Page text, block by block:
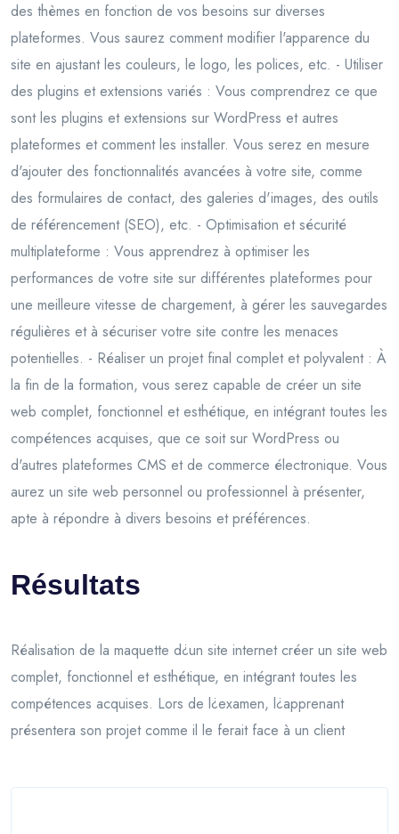
des thèmes en fonction de vos besoins sur diverses
plateformes. Vous saurez comment modifier l'apparence du
site en ajustant les couleurs, le logo, les polices, etc. - Utiliser
des plugins et extensions variés : Vous comprendrez ce que
sont les plugins et extensions sur WordPress et autres
plateformes et comment les installer. Vous serez en mesure
d'ajouter des fonctionnalités avancées à votre site, comme
des formulaires de contact, des galeries d'images, des outils
de référencement (SEO), etc. - Optimisation et sécurité
multiplateforme : Vous apprendrez à optimiser les
performances de votre site sur différentes plateformes pour
une meilleure vitesse de chargement, à gérer les sauvegardes
régulières et à sécuriser votre site contre les menaces
potentielles. - Réaliser un projet final complet et polyvalent : À
la fin de la formation, vous serez capable de créer un site
web complet, fonctionnel et esthétique, en intégrant toutes les
compétences acquises, que ce soit sur WordPress ou
d'autres plateformes CMS et de commerce électronique. Vous
aurez un site web personnel ou professionnel à présenter,
apte à répondre à divers besoins et préférences.
Résultats
Réalisation de la maquette d¿un site internet créer un site web
complet, fonctionnel et esthétique, en intégrant toutes les
compétences acquises. Lors de l¿examen, l¿apprenant
présentera son projet comme il le ferait face à un client